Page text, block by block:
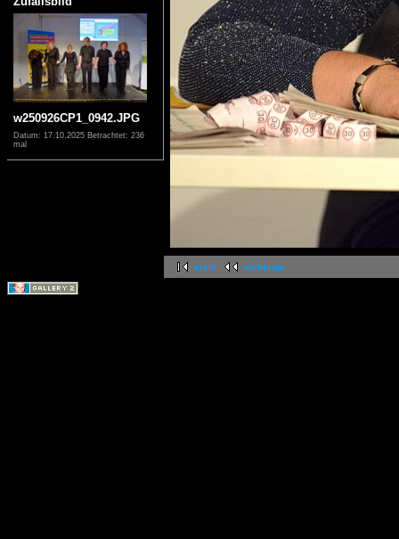
w250926CP1_0942.JPG
Datum: 17.10.2025 Betrachtet: 236
mal
erste vorherige